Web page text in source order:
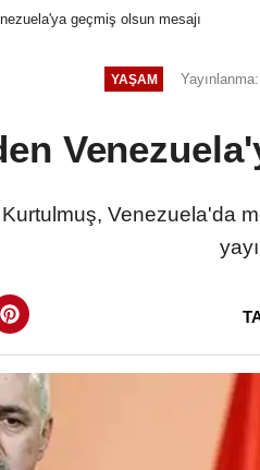
geçmiş olsun mesajı
YAŞAM
Venezuela'da